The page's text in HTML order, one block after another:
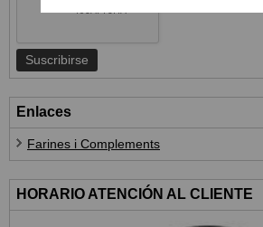
Enlaces
Farines i Complements
HORARIO ATENCIÓN AL CLIENTE